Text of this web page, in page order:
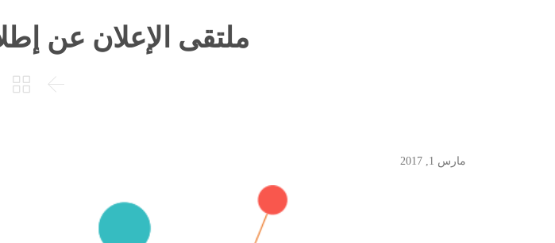
ملتقى الإعلان عن


مارس 1, 2017